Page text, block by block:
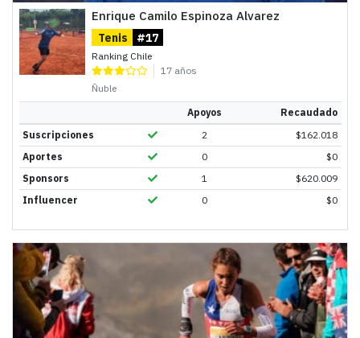
Enrique Camilo Espinoza Alvarez
Tenis #17
Ranking Chile
17 años
Ñuble
Apoyos
Recaudado
Suscripciones
2 $162.018
Aportes
0 $0
Sponsors
1 $620.009
Influencer
0 $0